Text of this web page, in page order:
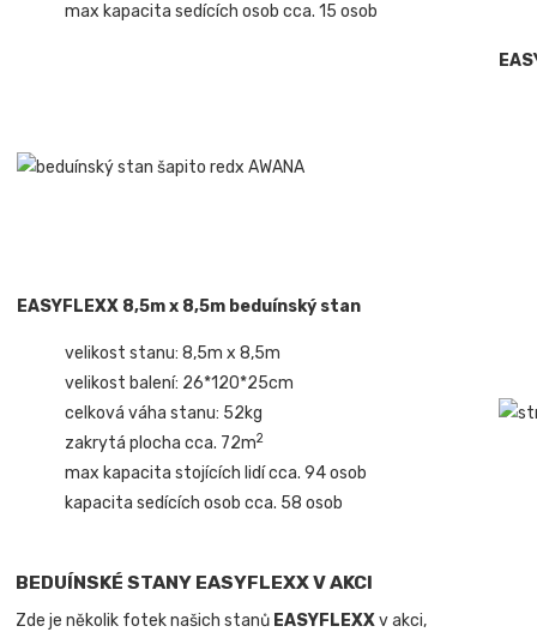
max kapacita sedících osob cca. 15 osob
EASYFLEXX 8,5m x 8,5m beduínský stan
velikost stanu: 8,5m x 8,5m
velikost balení: 26*120*25cm
celková váha stanu: 52kg
zakrytá plocha cca. 72m2
max kapacita stojících lidí cca. 94 osob
kapacita sedících osob cca. 58 osob
BEDUÍNSKÉ STANY EASYFLEXX V AKCI
Zde je několik fotek našich stanů EASYFLEXXv akci,